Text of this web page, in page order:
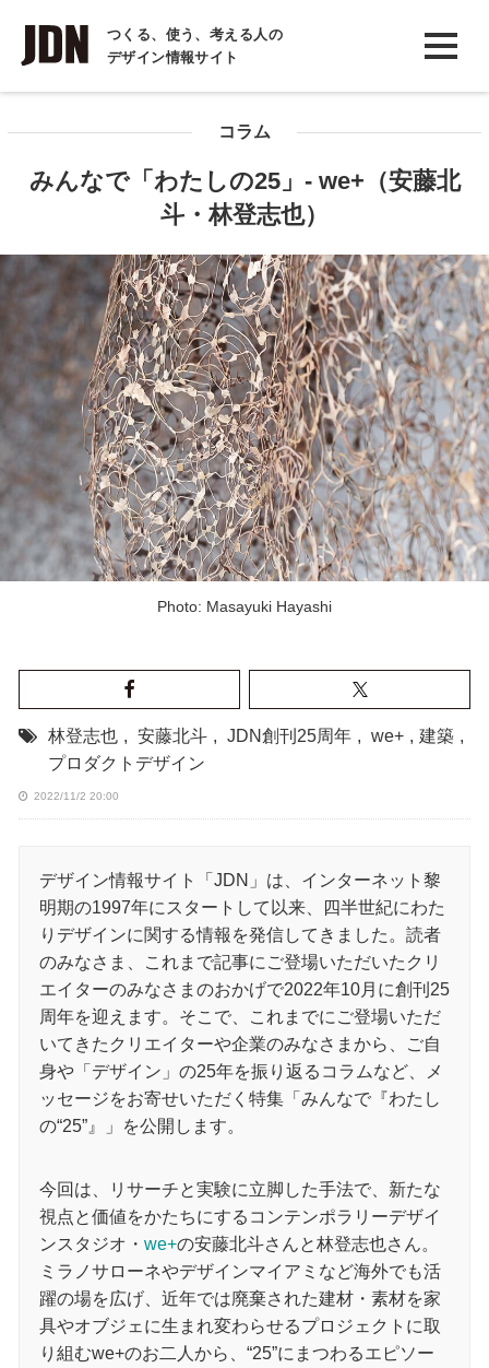
つくる、使う、考える人の
デザイン情報サイト
INTERVIEW
インタビュー
COLUMN
コラム
みんなで「わたしの25」- we+（安藤北
斗・林登志也）
Photo: Masayuki Hayashi
林登志也 , 安藤北斗 , JDN創刊25周年 , we+ , 建築 ,
プロダクトデザイン
2022/11/2 20:00
デザイン情報サイト「JDN」は、インターネット黎
明期の1997年にスタートして以来、四半世紀にわた
りデザインに関する情報を発信してきました。読者
のみなさま、これまで記事にご登場いただいたクリ
エイターのみなさまのおかげで2022年10月に創刊25
周年を迎えます。そこで、これまでにご登場いただ
いてきたクリエイターや企業のみなさまから、ご自
身や「デザイン」の25年を振り返るコラムなど、メ
ッセージをお寄せいただく特集「みんなで『わたし
の“25”』」を公開します。
今回は、リサーチと実験に立脚した手法で、新たな
視点と価値をかたちにするコンテンポラリーデザイ
ンスタジオ・ we+の安藤北斗さんと林登志也さん。
ミラノサローネやデザインマイアミなど海外でも活
躍の場を広げ、近年では廃棄された建材・素材を家
具やオブジェに生まれ変わらせるプロジェクトに取
り組むwe+のお二人から、“25”にまつわるエピソー